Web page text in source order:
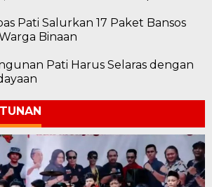
Pati Salurkan 17 Paket Bansos
Binaan
Pati Harus Selaras dengan